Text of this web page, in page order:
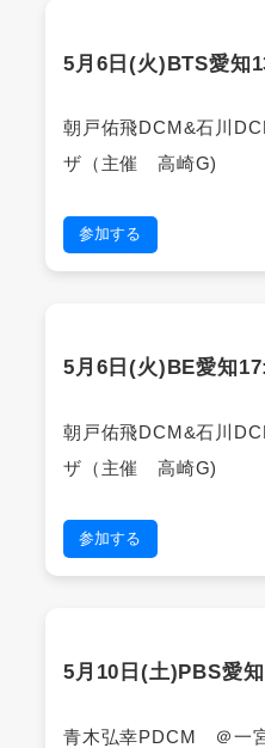
5月6日(火)BTS愛知
朝戸佑飛DCM&石川
ザ（主催 高崎G)
参加する
5月6日(火)BE愛知
朝戸佑飛DCM&石川
ザ（主催 高崎G)
参加する
5月10日(土)PBS愛
青木弘幸PDCM ＠一